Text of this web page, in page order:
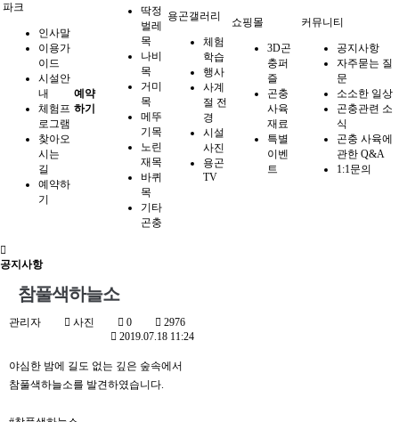
파크
인사말
이용가
이드
시설안
내
체험프
로그램
찾아오
시는
길
예약하
기
예약
하기
딱정
벌레
목
나비
목
거미
목
메뚜
기목
노린
재목
바퀴
목
기타
곤충
용곤갤러리
체험
학습
행사
사계
절 전
경
시설
사진
용곤
TV
쇼핑몰
3D곤
충퍼
즐
곤충
사육
재료
특별
이벤
트
커뮤니티
공지사항
자주묻는 질
문
소소한 일상
곤충관련 소
식
곤충 사육에
관한 Q&A
1:1문의
공지사항
참풀색하늘소
관리자 사진 0
2976
2019.07.18 11:24
야심한 밤에 길도 없는 깊은 숲속에서
참풀색하늘소를 발견하였습니다.